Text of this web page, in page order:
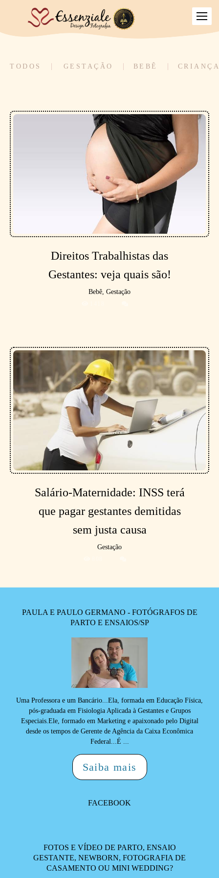
TODOS GESTAÇÃO BEBÊ
Direitos Trabalhistas das
Gestantes: veja quais são!
Bebê, Gestação
Salário-Maternidade: INSS terá
que pagar gestantes demitidas
sem justa causa
Gestação
PAULA E PAULO GERMANO - FOTÓGRAFOS DE
PARTO E ENSAIOS/SP
Uma Professora e um Bancário...Ela, formada em Educação Física,
pós-graduada em Fisiologia Aplicada à Gestantes e Grupos
Especiais.Ele, formado em Marketing e apaixonado pelo Digital
desde os tempos de Gerente de Agência da Caixa Econômica
Federal...É ...
Saiba mais
FACEBOOK
FOTOS E VÍDEO DE PARTO, ENSAIO
GESTANTE, NEWBORN, FOTOGRAFIA DE
CASAMENTO OU MINI WEDDING?